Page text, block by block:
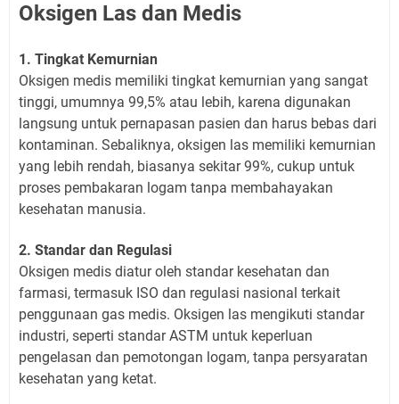
Oksigen Las dan Medis
1. Tingkat Kemurnian
Oksigen medis memiliki tingkat kemurnian yang sangat
tinggi, umumnya 99,5% atau lebih, karena digunakan
langsung untuk pernapasan pasien dan harus bebas dari
kontaminan. Sebaliknya, oksigen las memiliki kemurnian
yang lebih rendah, biasanya sekitar 99%, cukup untuk
proses pembakaran logam tanpa membahayakan
kesehatan manusia.
2. Standar dan Regulasi
Oksigen medis diatur oleh standar kesehatan dan
farmasi, termasuk ISO dan regulasi nasional terkait
penggunaan gas medis. Oksigen las mengikuti standar
industri, seperti standar ASTM untuk keperluan
pengelasan dan pemotongan logam, tanpa persyaratan
kesehatan yang ketat.